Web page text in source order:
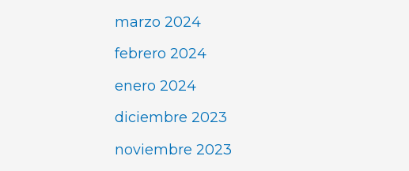
marzo 2024
febrero 2024
enero 2024
diciembre 2023
noviembre 2023